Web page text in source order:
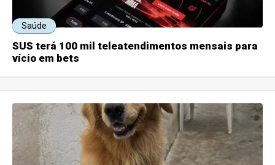
Saúde
SUS terá 100 mil teleatendimentos mensais para
vício em bets